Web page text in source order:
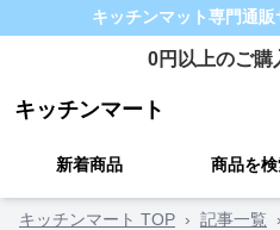
キッチンマット専門通販
0円以上のご購
キッチンマート
新着商品 商品を
キッチンマート TOP › 記事一覧 ›